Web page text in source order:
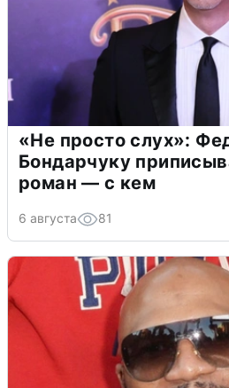
«Не просто слух»:
Бондарчуку
роман — с кем
6 августа 81